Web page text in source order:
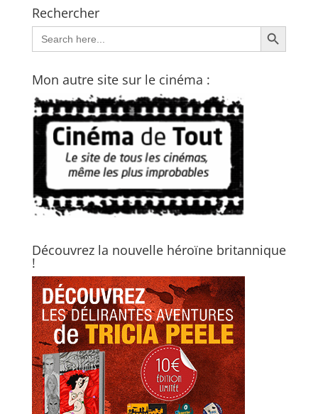
Rechercher
Search
for:
Search Button
Mon autre site sur le cinéma :
Découvrez la nouvelle héroïne britannique
!